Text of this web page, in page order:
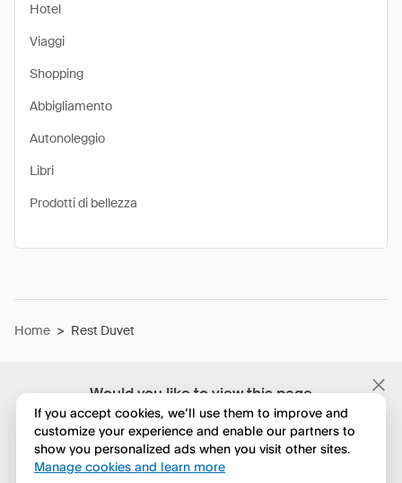
Would you like to view this page
in English?
No, continua a esplorare
Hotel
Viaggi
Shopping
Abbigliamento
Autonoleggio
Libri
Prodotti di bellezza
Home > Rest Duvet
If you accept cookies, we’ll use them to improve and
customize your experience and enable our partners to
show you personalized ads when you visit other sites.
Manage cookies and learn more